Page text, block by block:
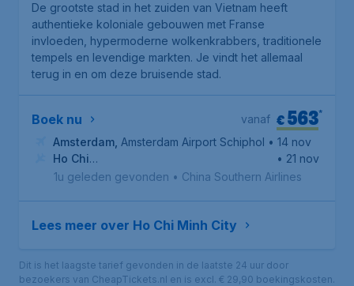
De grootste stad in het zuiden van Vietnam heeft
authentieke koloniale gebouwen met Franse
invloeden, hypermoderne wolkenkrabbers, traditionele
tempels en levendige markten. Je vindt het allemaal
terug in en om deze bruisende stad.
Boek nu €563*
vanaf
Amsterdam Amsterdam Airport Schiphol • 14 nov
Ho Chi
Minhstad, Internationale luchthaven Tan Son Nhat
• 21 nov
1u geleden gevonden • China Southern Airlines
Lees meer over Ho Chi Minh City
Dit is het laagste tarief gevonden in de laatste 24 uur door
bezoekers van CheapTickets.nl en is excl. € 29,90 boekingskosten.